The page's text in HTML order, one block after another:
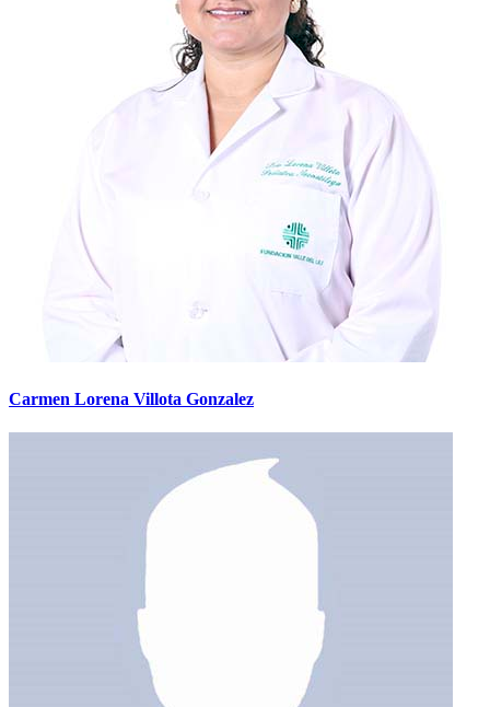
Carmen Lorena Villota Gonzalez